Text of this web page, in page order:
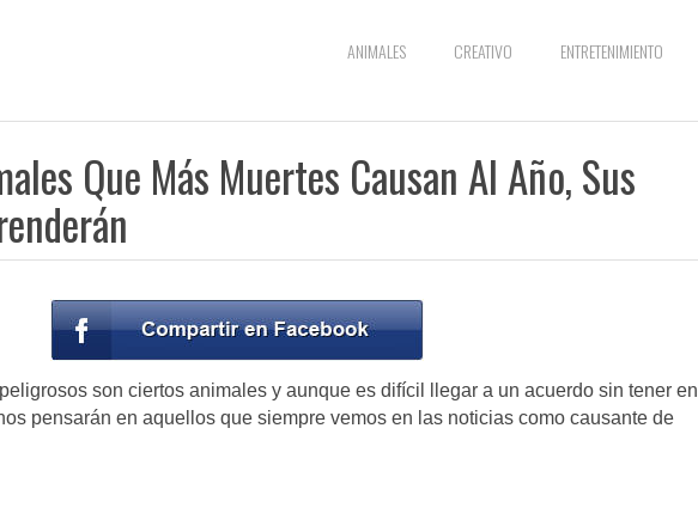
ANIMALES CREATIVO ENTRETENIMIENTO
Que Más Muertes Causan Al Año, Sus
son ciertos animales y aunque es difícil llegar a un acuerdo sin tener en
pensarán en aquellos que siempre vemos en las noticias como causante de